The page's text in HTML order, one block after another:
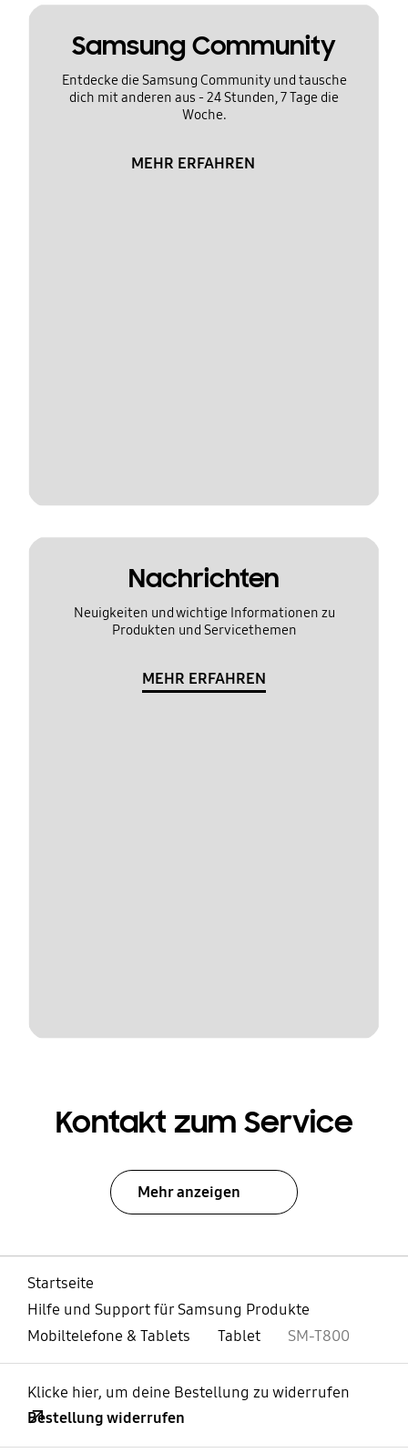
Samsung Community
Entdecke die Samsung Community und tausche
dich mit anderen aus - 24 Stunden, 7 Tage die
Woche.
MEHR ERFAHREN
Nachrichten
Neuigkeiten und wichtige Informationen zu
Produkten und Servicethemen
MEHR ERFAHREN
Kontakt zum Service
Mehr anzeigen
Startseite
Hilfe und Support für Samsung Produkte
Mobiltelefone & Tablets
Tablet SM-T800
Klicke hier, um deine Bestellung zu widerrufen
Bestellung widerrufen